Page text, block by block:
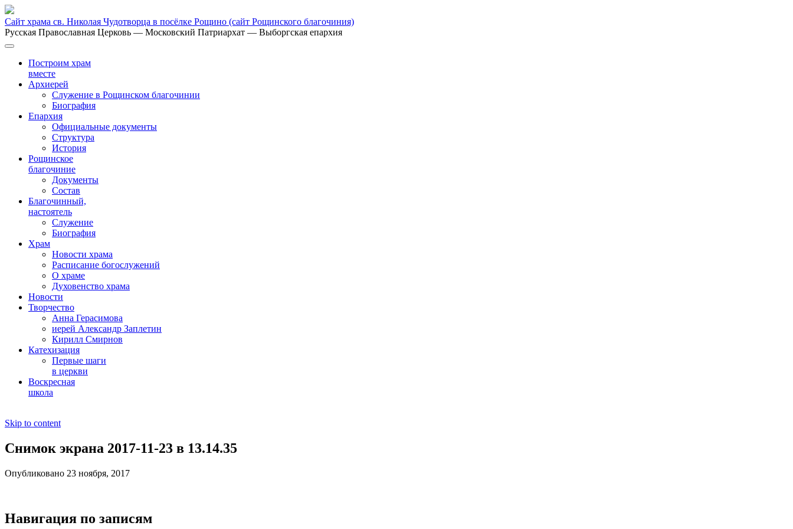
Сайт храма св. Николая Чудотворца в посёлке Рощино (сайт Рощинского благочиния)
Русская Православная Церковь — Московский Патриархат — Выборгская епархия
Построим храм
вместе
Архиерей
Служение в Рощинском благочинии
Биография
Епархия
Официальные документы
Структура
История
Рощинское
благочиние
Документы
Состав
Благочинный,
настоятель
Служение
Биография
Храм
Новости храма
Расписание богослужений
О храме
Духовенство храма
Новости
Творчество
Анна Герасимова
иерей Александр Заплетин
Кирилл Смирнов
Катехизация
Первые шаги
в церкви
Воскресная
школа
Skip to content
Снимок экрана 2017-11-23 в 13.14.35
Опубликовано 23 ноября, 2017
Навигация по записям